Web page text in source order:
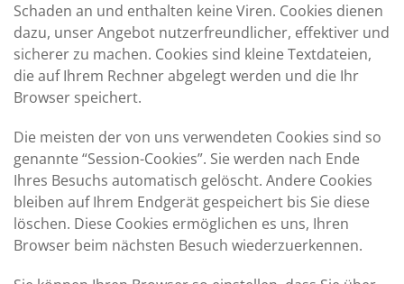
Schaden an und enthalten keine Viren. Cookies dienen
dazu, unser Angebot nutzerfreundlicher, effektiver und
sicherer zu machen. Cookies sind kleine Textdateien,
die auf Ihrem Rechner abgelegt werden und die Ihr
Browser speichert.
Die meisten der von uns verwendeten Cookies sind so
genannte “Session-Cookies”. Sie werden nach Ende
Ihres Besuchs automatisch gelöscht. Andere Cookies
bleiben auf Ihrem Endgerät gespeichert bis Sie diese
löschen. Diese Cookies ermöglichen es uns, Ihren
Browser beim nächsten Besuch wiederzuerkennen.